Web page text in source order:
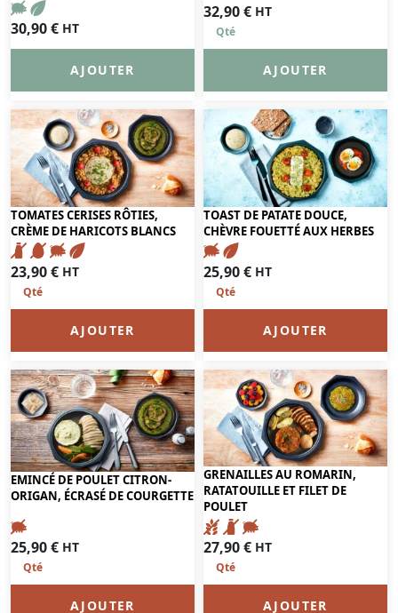
30,90€ HT
AJOUTER
32,90€ HT
AJOUTER
TOMATES CERISES RÔTIES,
CRÈME DE HARICOTS BLANCS
23,90€ HT
AJOUTER
TOAST DE PATATE DOUCE,
CHÈVRE FOUETTÉ AUX HERBES
25,90€ HT
AJOUTER
EMINCÉ DE POULET CITRON-
ORIGAN, ÉCRASÉ DE COURGETTE
25,90€ HT
AJOUTER
GRENAILLES AU ROMARIN,
RATATOUILLE ET FILET DE
POULET
27,90€ HT
AJOUTER